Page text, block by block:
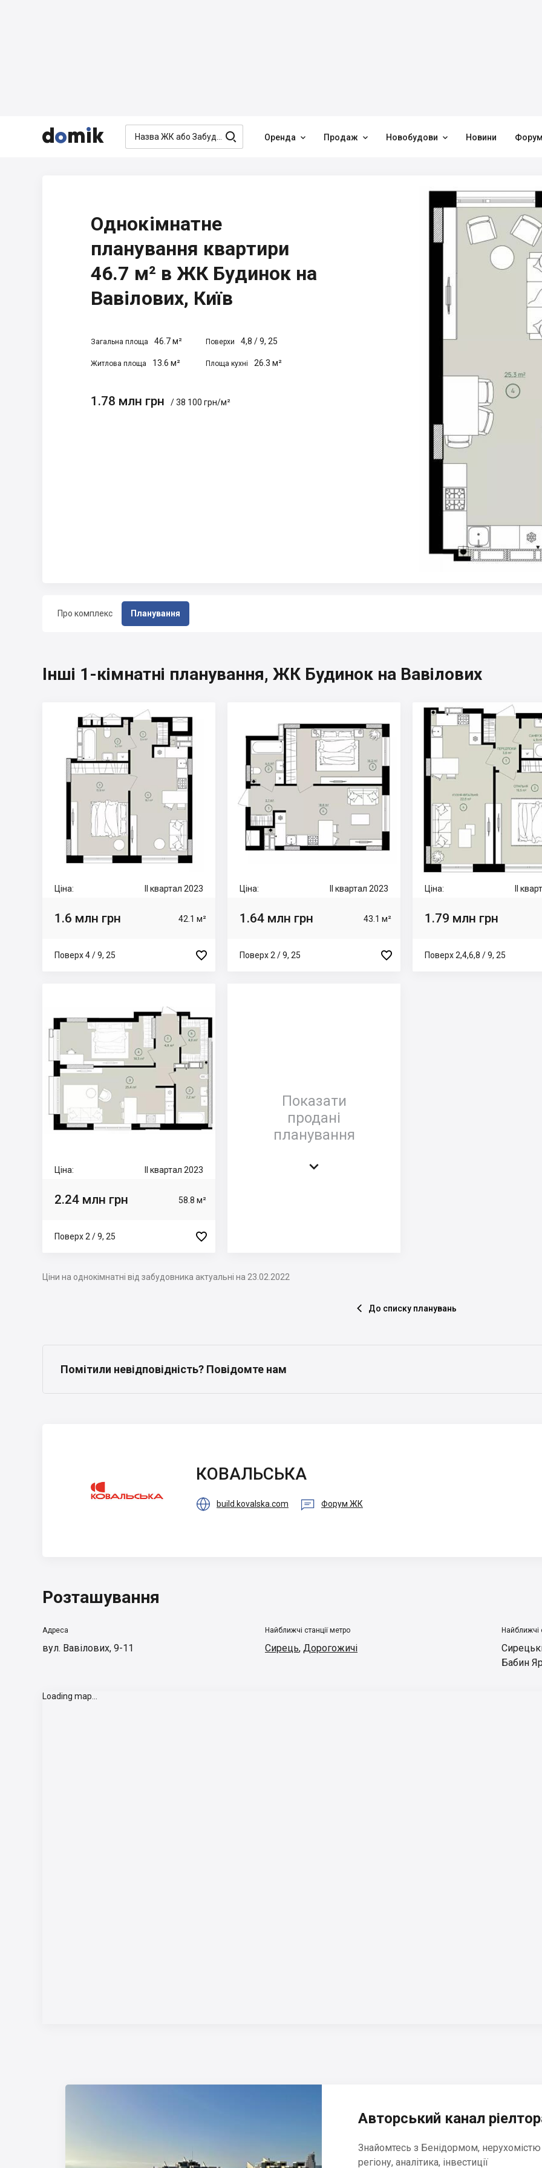


  Оренда  Продаж  Новобудови  Новини
Про комплекс Планування
Однокімнатне
планування квартири
46.7 м² в ЖК Будинок на
Вавілових, Київ
Загальна площа 46.7 м² Поверхи 4,8 /9, 25
Житлова площа 13.6 м² Площа кухні 26.3 м²
1.78 млн грн / 38 100 грн/м²
Інші 1-кімнатні планування, ЖК Будинок на Вавілових
Ціна: II квартал 2023
1.6 млн грн 42.1 м²
Поверх 4 / 9, 25 
Ціна: II квартал 2023
1.64 млн грн 43.1 м²
Поверх 2 / 9, 25 
Ціна: II
1.79 млн грн
Поверх 2,4,6,8 / 9, 25
Ціна: II квартал 2023
2.24 млн грн 58.8 м²
Поверх 2 / 9, 25 
Показати
продані
планування

Ціни на однокімнатні від забудовника актуальні на 23.02.2022
 До списку планувань
Помітили невідповідність? Повідомте нам
КОВАЛЬСЬКА
 build.kovalska.com  Форум ЖК
Розташування
Адреса
вул. Вавілових, 9-11
Найближчі станції метро
Сирець, Дорогожичі
Найближчі
Бабин
Loading map...
Авторський канал
Знайомтесь з Бенідормом,
регіону, аналітика, інвестиції